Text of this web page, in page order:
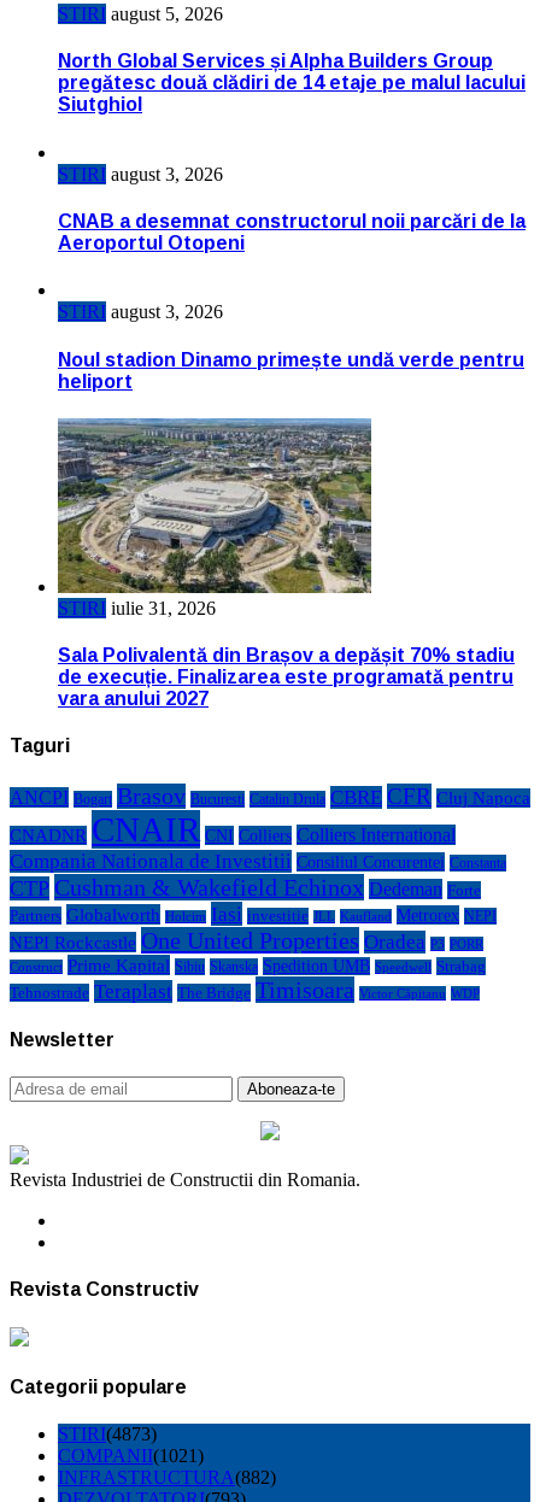
STIRI august 5, 2026
North Global Services și Alpha Builders Group
pregătesc două clădiri de 14 etaje pe malul lacului
Siutghiol
STIRI august 3, 2026
CNAB a desemnat constructorul noii parcări de la
Aeroportul Otopeni
STIRI august 3, 2026
Noul stadion Dinamo primește undă verde pentru
heliport
STIRI iulie 31, 2026
Sala Polivalentă din Brașov a depășit 70% stadiu
de execuție. Finalizarea este programată pentru
vara anului 2027
Taguri
ANCPI Bogart Brasov Bucuresti Catalin Drula CBRE CFR Cluj Napoca
CNADNR CNAIR CNI Colliers Colliers International
Compania Nationala de Investitii Consiliul Concurentei Constanta
CTP Cushman & Wakefield Echinox Dedeman Forte
Partners Globalworth Holcim Iasi investitie JLL Kaufland Metrorex NEPI
NEPI Rockcastle One United Properties Oradea P3 PORR
Construct Prime Kapital Sibiu Skanska Spedition UMB Speedwell Strabag
Tehnostrade Teraplast The Bridge Timisoara Victor Căpitanu WDP
Newsletter
Revista Industriei de Constructii din Romania.
Revista Constructiv
Categorii populare
STIRI(4873)
COMPANII(1021)
INFRASTRUCTURA(882)